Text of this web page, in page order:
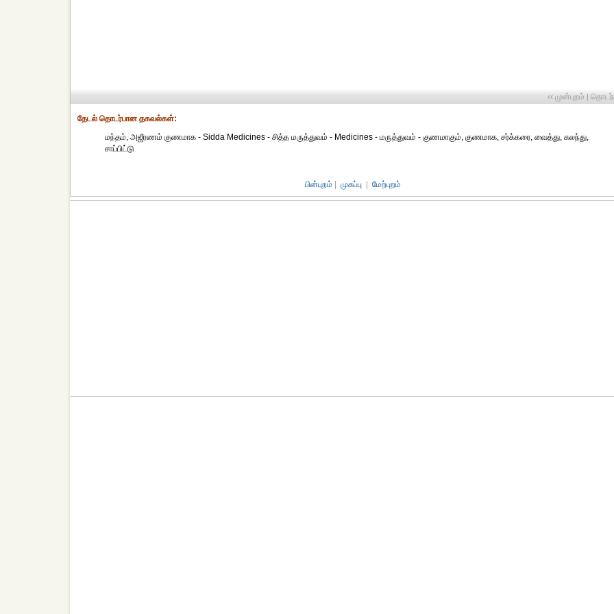
‹‹ முன்புறம் |
தேட‌ல் தொட‌ர்பான தகவ‌ல்க‌ள்:
மந்தம், அஜீரணம் குணமாக - Sidda Medicines - சித்த மருத்துவம் - Medicines - மருத்துவம் - குணமாகும், குணமாக, சர்க்கரை, வைத்து, கலந்து,
சாப்பிட்டு
பின்புறம் முகப்பு மேற்புறம்